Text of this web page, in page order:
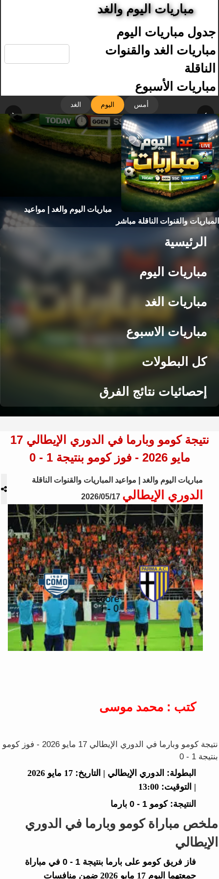
مباريات اليوم والغد
جدول مباريات اليوم
مباريات الغد والقنوات
الناقلة
مباريات الأسبوع
أمس اليوم الغد
‹ ›
مباريات اليوم والغد | مواعيد
المباريات والقنوات الناقلة مباشر
الرئيسية
مباريات اليوم
مباريات الغد
مباريات الاسبوع
كل البطولات
إحصائيات نتائج الفرق
نتيجة كومو وبارما في الدوري الإيطالي 17
مايو 2026 - فوز كومو بنتيجة 1 - 0
مباريات اليوم والغد | مواعيد المباريات والقنوات الناقلة
الدوري الإيطالي 2026/05/17
كتب : محمد موسى
نتيجة كومو وبارما في الدوري الإيطالي 17 مايو 2026 - فوز كومو
بنتيجة 1 - 0
البطولة: الدوري الإيطالي | التاريخ:
17 مايو 2026
| التوقيت: 13:00
النتيجة: كومو1 - 0 بارما
ملخص مباراة كومو وبارما في الدوري
الإيطالي
فاز فريقكومو علىبارما بنتيجة1 - 0
في مباراة
جمعتهما اليوم 17 مايو 2026 ضمن منافسات